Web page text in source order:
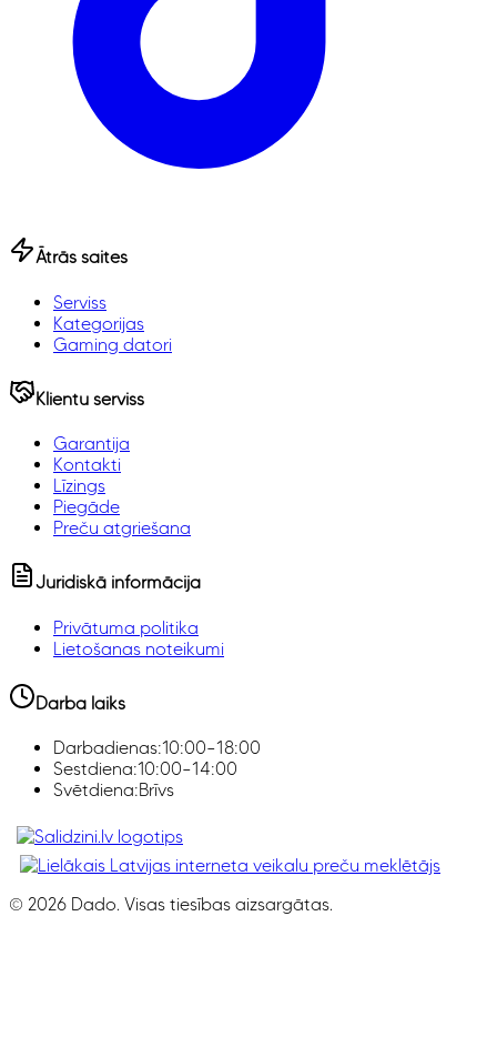
Ātrās saites
Serviss
Kategorijas
Gaming datori
Klientu serviss
Garantija
Kontakti
Līzings
Piegāde
Preču atgriešana
Juridiskā informācija
Privātuma politika
Lietošanas noteikumi
Darba laiks
Darbadienas:10:00–18:00
Sestdiena:10:00–14:00
Svētdiena:Brīvs
Klimata iekārtas, Smaržas,
© 2026 Dado. Visas tiesības aizsargātas.